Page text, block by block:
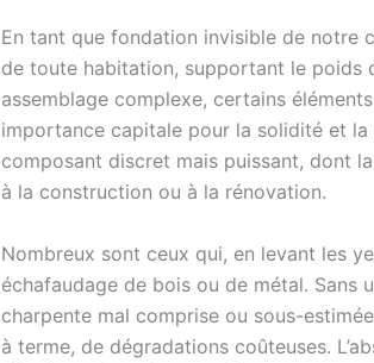
En tant que fondation invisible de notre
de toute habitation, supportant le poids
assemblage complexe, certains
importance capitale pour la solidité et
composant discret mais puissant, dont
à la construction ou à la rénovation.
Nombreux sont ceux qui, en levant les
échafaudage de bois ou de métal. Sans
charpente mal comprise ou sous-
à terme, de dégradations coûteuses.